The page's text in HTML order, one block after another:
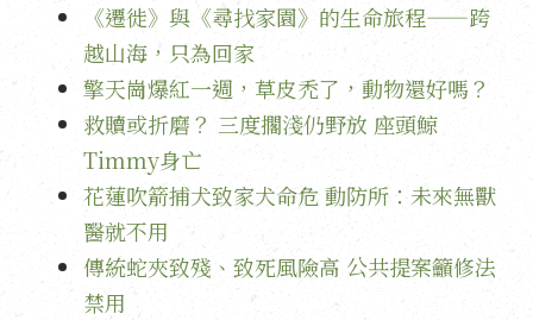
《遷徙》與《尋找家園》的生命旅程——跨
越山海，只為回家
擎天崗爆紅一週，草皮禿了，動物還好嗎？
救贖或折磨？ 三度擱淺仍野放 座頭鯨
Timmy身亡
花蓮吹箭捕犬致家犬命危 動防所：未來無獸
醫就不用
傳統蛇夾致殘、致死風險高 公共提案籲修法
禁用